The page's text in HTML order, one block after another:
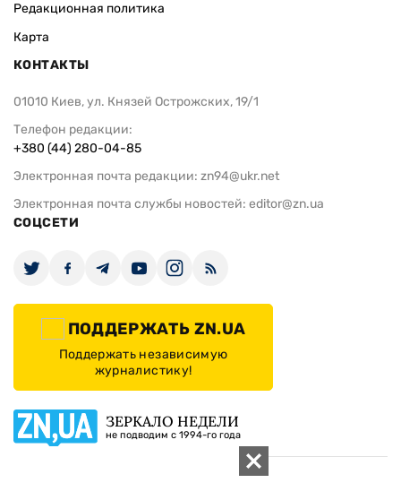
Редакционная политика
Карта
КОНТАКТЫ
01010 Киев, ул. Князей Острожских, 19/1
Телефон редакции:
+380 (44) 280-04-85
Электронная почта редакции: zn94@ukr.net
Электронная почта службы новостей: editor@zn.ua
СОЦСЕТИ
ПОДДЕРЖАТЬ ZN.UA
Поддержать независимую
журналистику!
ЗЕРКАЛО НЕДЕЛИ
не подводим с 1994-го года